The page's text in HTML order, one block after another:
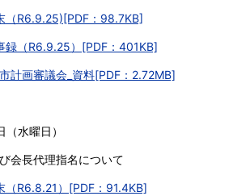
（R6.9.25)[PDF：98.7KB]
（R6.9.25）[PDF：401KB]
計画審議会_資料[PDF：2.72MB]
水曜日）
長代理指名について
（R6.8.21）[PDF：91.4KB]